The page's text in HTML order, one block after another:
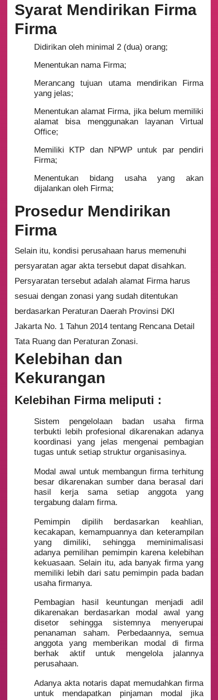
Syarat Mendirikan Firma
Firma
Didirikan oleh minimal 2 (dua) orang;
Menentukan nama Firma;
Merancang tujuan utama mendirikan Firma
yang jelas;
Menentukan alamat Firma, jika belum memiliki
alamat bisa menggunakan layanan Virtual
Office;
Memiliki KTP dan NPWP untuk par pendiri
Firma;
Menentukan bidang usaha yang akan
dijalankan oleh Firma;
Prosedur Mendirikan
Firma
Selain itu, kondisi perusahaan harus memenuhi
persyaratan agar akta tersebut dapat disahkan.
Persyaratan tersebut adalah alamat Firma harus
sesuai dengan zonasi yang sudah ditentukan
berdasarkan Peraturan Daerah Provinsi DKI
Jakarta No. 1 Tahun 2014 tentang Rencana Detail
Tata Ruang dan Peraturan Zonasi.
Kelebihan dan
Kekurangan
Kelebihan Firma meliputi :
Sistem pengelolaan badan usaha firma
terbukti lebih profesional dikarenakan adanya
koordinasi yang jelas mengenai pembagian
tugas untuk setiap struktur organisasinya.
Modal awal untuk membangun firma terhitung
besar dikarenakan sumber dana berasal dari
hasil kerja sama setiap anggota yang
tergabung dalam firma.
Pemimpin dipilih berdasarkan keahlian,
kecakapan, kemampuannya dan keterampilan
yang dimiliki, sehingga meminimalisasi
adanya pemilihan pemimpin karena kelebihan
kekuasaan. Selain itu, ada banyak firma yang
memiliki lebih dari satu pemimpin pada badan
usaha firmanya.
Pembagian hasil keuntungan menjadi adil
dikarenakan berdasarkan modal awal yang
disetor sehingga sistemnya menyerupai
penanaman saham. Perbedaannya, semua
anggota yang memberikan modal di firma
berhak aktif untuk mengelola jalannya
perusahaan.
Adanya akta notaris dapat memudahkan firma
untuk mendapatkan pinjaman modal jika